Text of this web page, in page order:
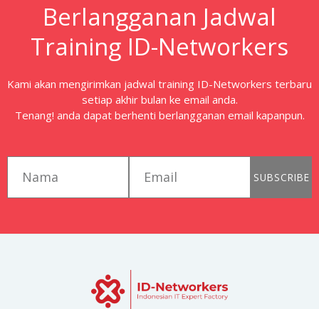
Berlangganan Jadwal
Training ID-Networkers
Kami akan mengirimkan jadwal training ID-Networkers terbaru
setiap akhir bulan ke email anda.
Tenang! anda dapat berhenti berlangganan email kapanpun.
SUBSCRIBE